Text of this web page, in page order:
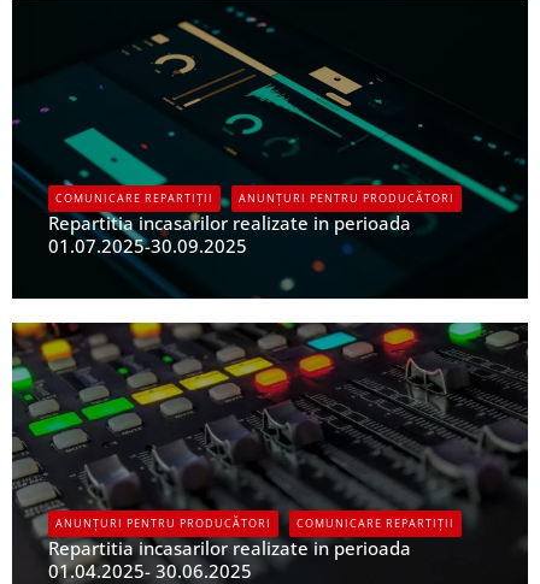
COMUNICARE REPARTIȚII ANUNȚURI PENTRU PRODUCĂTORI
Repartitia incasarilor realizate in perioada
01.07.2025-30.09.2025
ANUNȚURI PENTRU PRODUCĂTORI COMUNICARE REPARTIȚII
Repartitia incasarilor realizate in perioada
01.04.2025- 30.06.2025